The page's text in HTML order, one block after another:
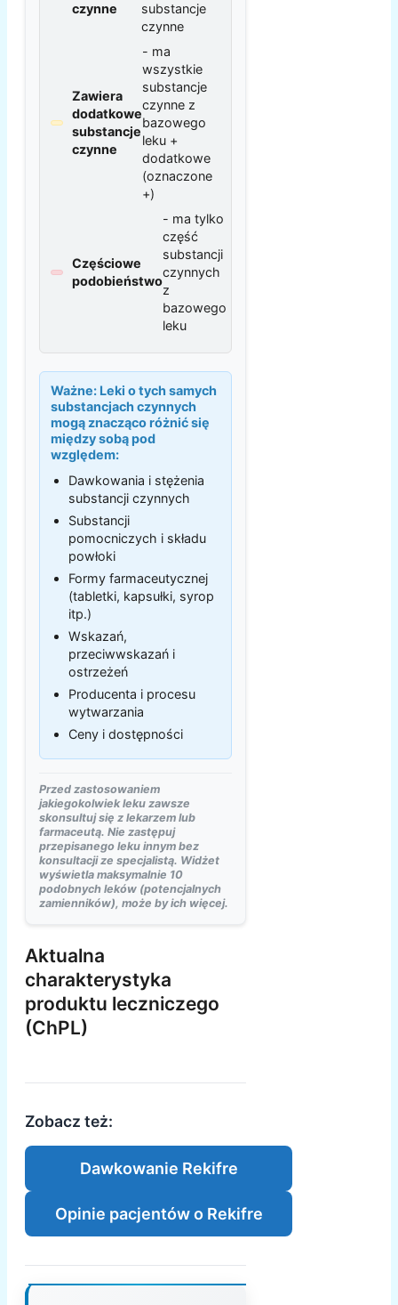
czynne
substancje
czynne
Zawiera
dodatkowe
substancje
czynne
- ma
wszystkie
substancje
czynne z
bazowego
leku +
dodatkowe
(oznaczone
+)
Częściowe
podobieństwo
- ma tylko
część
substancji
czynnych
z
bazowego
leku
Ważne: Leki o tych samych
substancjach czynnych
mogą znacząco różnić się
między sobą pod
względem:
Dawkowania i stężenia
substancji czynnych
Substancji
pomocniczych i składu
powłoki
Formy farmaceutycznej
(tabletki, kapsułki, syrop
itp.)
Wskazań,
przeciwwskazań i
ostrzeżeń
Producenta i procesu
wytwarzania
Ceny i dostępności
Przed zastosowaniem
jakiegokolwiek leku zawsze
skonsultuj się z lekarzem lub
farmaceutą. Nie zastępuj
przepisanego leku innym bez
konsultacji ze specjalistą. Widżet
wyświetla maksymalnie 10
podobnych leków (potencjalnych
zamienników), może by ich więcej.
Aktualna
charakterystyka
produktu leczniczego
(ChPL)
Zobacz też:
Dawkowanie Rekifre
Opinie pacjentów o Rekifre